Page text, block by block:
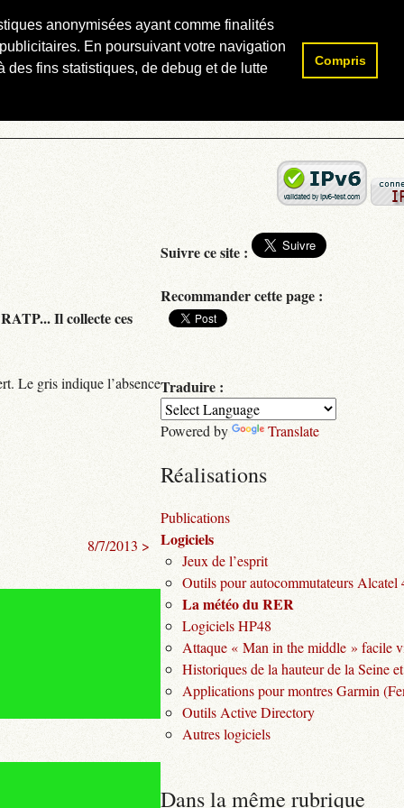
anonymisées ayant comme finalités
En poursuivant votre navigation
des fins statistiques, de debug et de lutte
Compris
Il collecte ces
Le gris indique l’absence
8/7/2013 >
Rechercher :
Suivre ce site :
Recommander cette page :
Traduire :
Powered by Translate
Réalisations
Publications
Logiciels
Jeux de l’esprit
Outils pour autocommutateurs Alcatel
La météo du RER
Logiciels HP48
Attaque « Man in the middle » facile
Historiques de la hauteur de la Seine
Applications pour montres Garmin
Outils Active Directory
Autres logiciels
Dans la même rubrique